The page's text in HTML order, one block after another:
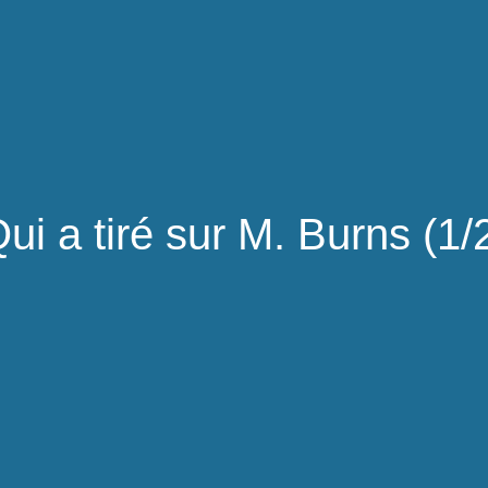
a tiré sur M. Burns (1/